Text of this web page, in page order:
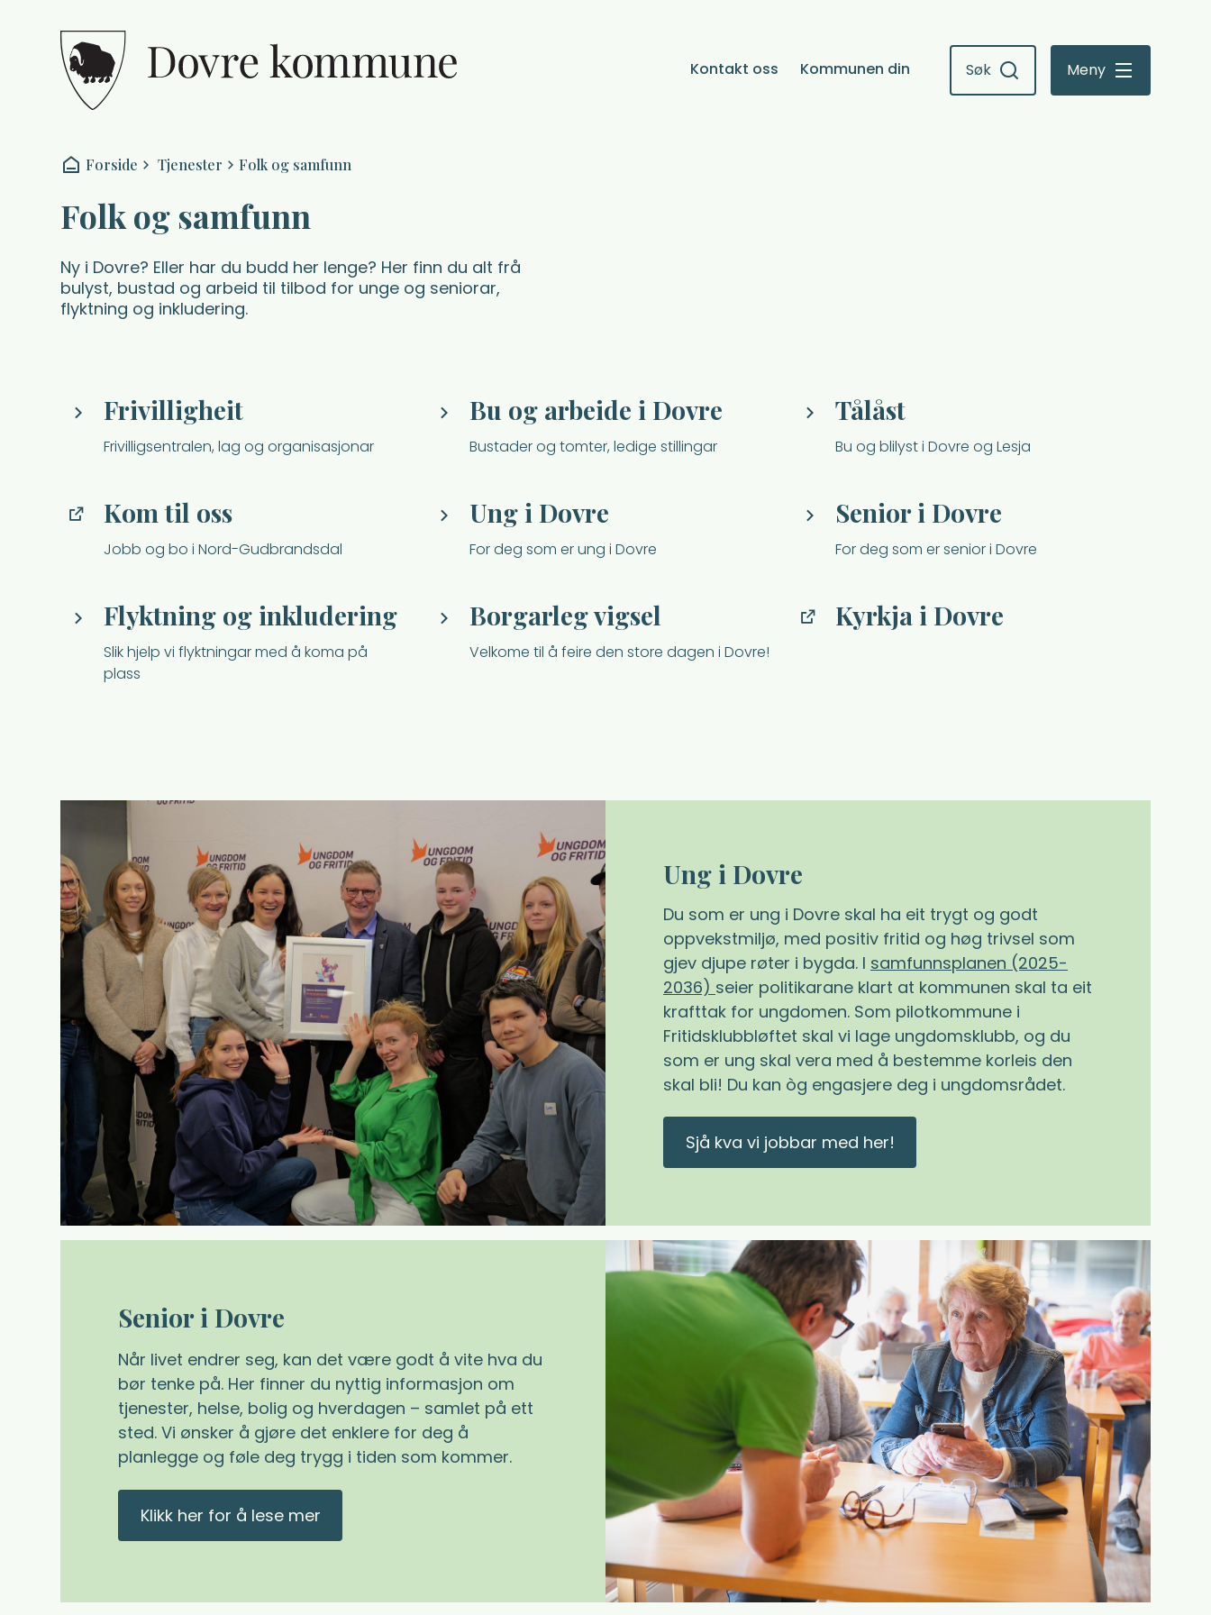
Kontakt oss Kommunen din Søk Meny
Du er her:
Forside Tjenester Folk og samfunn
Folk og samfunn
Ny i Dovre? Eller har du budd her lenge? Her finn du alt frå
bulyst, bustad og arbeid til tilbod for unge og seniorar,
flyktning og inkludering.
Frivilligheit
Frivilligsentralen, lag og organisasjonar
Bu og arbeide i Dovre
Bustader og tomter, ledige stillingar
Tålåst
Bu og blilyst i Dovre og Lesja
Kom til oss
Jobb og bo i Nord-Gudbrandsdal
Ung i Dovre
For deg som er ung i Dovre
Senior i Dovre
For deg som er senior i Dovre
Flyktning og inkludering
Slik hjelp vi flyktningar med å koma på
plass
Borgarleg vigsel
Velkome til å feire den store dagen i Dovre!
Kyrkja i Dovre
Ung i Dovre
Du som er ung i Dovre skal ha eit trygt og godt
oppvekstmiljø, med positiv fritid og høg trivsel som
gjev djupe røter i bygda. I samfunnsplanen (2025-
2036) seier politikarane klart at kommunen skal ta eit
krafttak for ungdomen. Som pilotkommune i
Fritidsklubbløftet skal vi lage ungdomsklubb, og du
som er ung skal vera med å bestemme korleis den
skal bli! Du kan òg engasjere deg i ungdomsrådet.
Sjå kva vi jobbar med her!
Senior i Dovre
Når livet endrer seg, kan det være godt å vite hva du
bør tenke på. Her finner du nyttig informasjon om
tjenester, helse, bolig og hverdagen – samlet på ett
sted. Vi ønsker å gjøre det enklere for deg å
planlegge og føle deg trygg i tiden som kommer.
Klikk her for å lese mer